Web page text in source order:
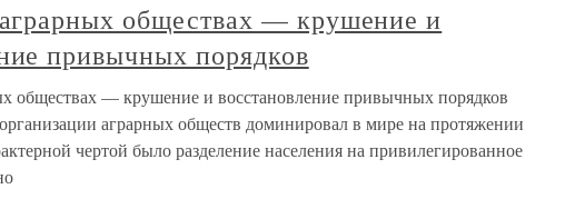
обществах — крушение и
привычных порядков
обществах — крушение и восстановление привычных порядков
аграрных обществ доминировал в мире на протяжении
чертой было разделение населения на привилегированное